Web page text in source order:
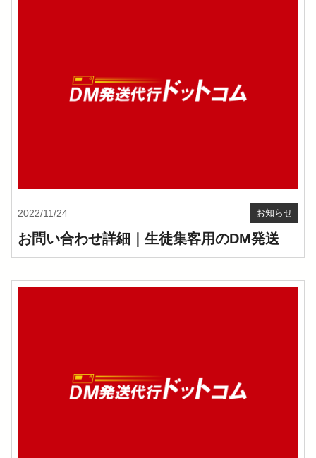
2022/11/24 お知らせ
お問い合わせ詳細｜生徒集客用のDM発送